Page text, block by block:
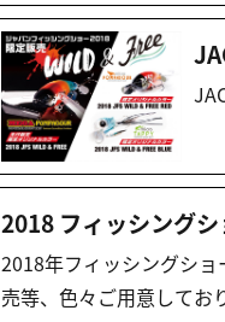
2018 フィッシングシ
2018年フィッシングシ
売等、色々ご用意してお